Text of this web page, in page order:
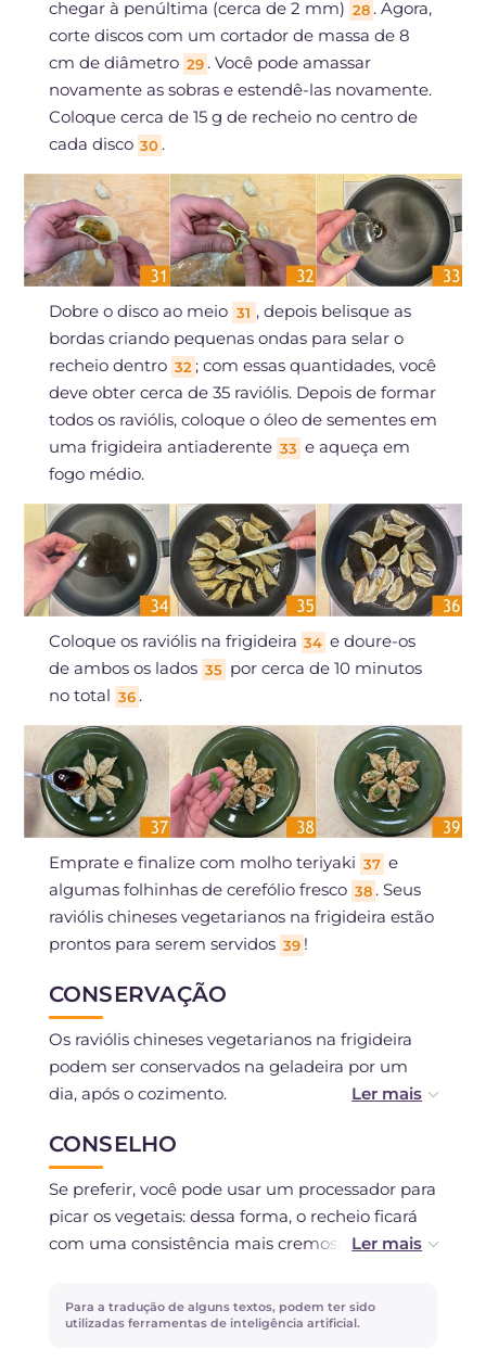
chegar à penúltima (cerca de 2 mm) 28 . Agora,
corte discos com um cortador de massa de 8
cm de diâmetro 29 . Você pode amassar
novamente as sobras e estendê-las novamente.
Coloque cerca de 15 g de recheio no centro de
cada disco 30 .
Dobre o disco ao meio 31 , depois belisque as
bordas criando pequenas ondas para selar o
recheio dentro 32 ; com essas quantidades, você
deve obter cerca de 35 raviólis. Depois de formar
todos os raviólis, coloque o óleo de sementes em
uma frigideira antiaderente 33 e aqueça em
fogo médio.
Coloque os raviólis na frigideira 34 e doure-os
de ambos os lados 35 por cerca de 10 minutos
no total 36 .
Emprate e finalize com molho teriyaki 37 e
algumas folhinhas de cerefólio fresco 38 . Seus
raviólis chineses vegetarianos na frigideira estão
prontos para serem servidos 39 !
CONSERVAÇÃO
Os raviólis chineses vegetarianos na frigideira
podem ser conservados na geladeira por um
dia, após o cozimento.
Você pode congelá-los crus e cozinhá-los
diretamente congelados, aumentando o tempo
de cocção.
CONSELHO
Se preferir, você pode usar um processador para
picar os vegetais: dessa forma, o recheio ficará
com uma consistência mais cremosa.
Como alternativa ao cerefólio, você pode usar
salsa, ou omiti-lo.
Para a tradução de alguns textos, podem ter sido
utilizadas ferramentas de inteligência artificial.